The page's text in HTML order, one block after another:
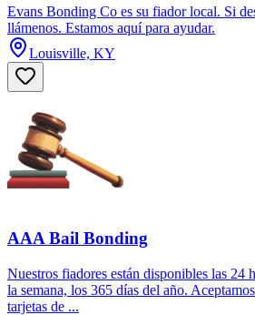
Evans Bonding Co es su fiador local. Si
llámenos. Estamos aquí para ayudar.
Louisville, KY
AAA Bail Bonding
Nuestros fiadores están disponibles las 24
la semana, los 365 días del año.
tarjetas de ...